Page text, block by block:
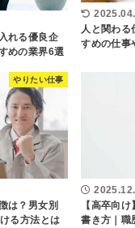
れる優良企
めの業界6選
人と関わる
すめの仕事
やりたい仕事
は？男女別
る方法とは
【高卒向
書き方｜職